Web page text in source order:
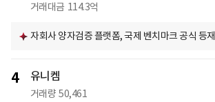
거래대금 114.3억
자회사 양자검증 플랫폼, 국제 벤치마크 공식 등재
4 유니켐
거래량 50,461